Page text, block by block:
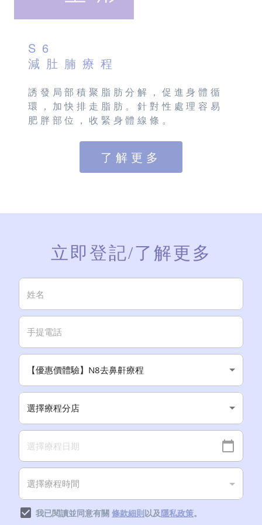
S6
減肚腩療程
誘發局部積聚脂肪分解，促進身體循
環，加快排走脂肪。針對性處理容易
肥胖部位，收緊身體線條。
了解更多
立即登記/了解更多
我已閱讀並同意有關 條款細則以及隱私政策。